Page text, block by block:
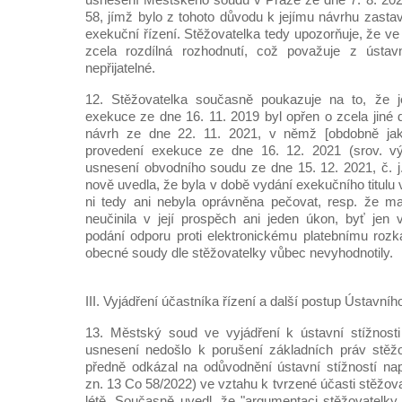
58, jímž bylo z tohoto důvodu k jejímu návrhu
exekuční řízení. Stěžovatelka tedy upozorňuje, že
zcela rozdílná rozhodnutí, což považuje z
nepřijatelné.
12. Stěžovatelka současně poukazuje na to, že
exekuce ze dne 16. 11. 2019 byl opřen o zcela jiné
návrh ze dne 22. 11. 2021, v němž [obdobně
provedení exekuce ze dne 16. 12. 2021 (srov.
usnesení obvodního soudu ze dne 15. 12. 2021, č.
nově uvedla, že byla v době vydání exekučního
ni tedy ani nebyla oprávněna pečovat, resp. že
neučinila v její prospěch ani jeden úkon, byť jen
podání odporu proti elektronickému platebnímu
obecné soudy dle stěžovatelky vůbec nevyhodnotily.
III. Vyjádření účastníka řízení a další postup
13. Městský soud ve vyjádření k ústavní
usnesení nedošlo k porušení základních práv
předně odkázal na odůvodnění ústavní stížností
zn. 13 Co 58/2022) ve vztahu k tvrzené účasti